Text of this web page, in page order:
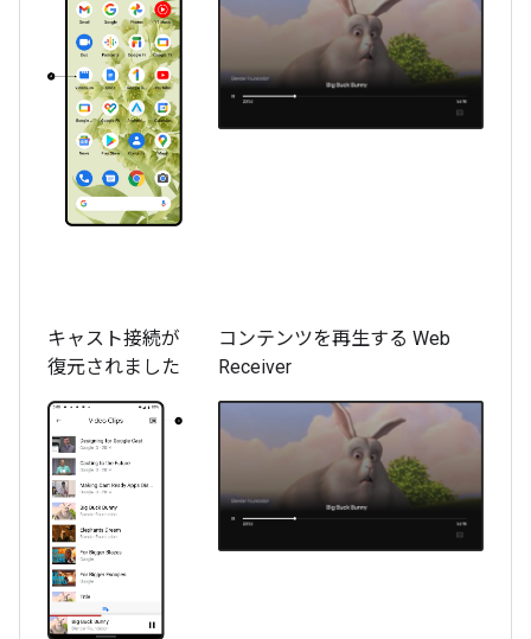
キャスト接続が
復元されました
コンテンツを再生する Web
Receiver